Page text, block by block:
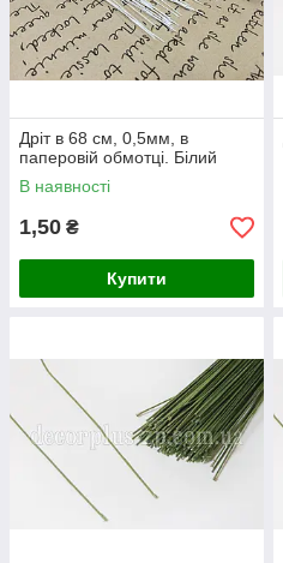
Дріт в 68 см, 0,5мм, в
паперовій обмотці. Білий
В наявності
1,50 ₴
Купити